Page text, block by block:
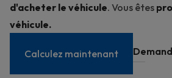
d'acheter le véhicule. Vous êtes
véhicule.
Calculez maintenant